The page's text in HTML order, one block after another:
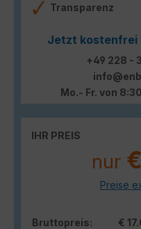
Transparenz
Jetzt kostenfrei
+49 228 -
Mo.- Fr. von
IHR PREIS
nur
Preise
Bruttopreis:
€